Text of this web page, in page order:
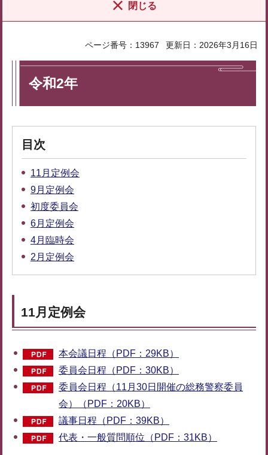
閉じる
ページ番号：13967 更新日：2026年3月16日
令和2年
目次
11月定例会
9月定例会
初度委員会
6月定例会
4月臨時会
2月定例会
11月定例会
本会議日程（PDF：29KB）
委員会日程（PDF：30KB）
委員会日程（11月30日開催の総務警察委員
会）（PDF：20KB）
議事日程（PDF：39KB）
代表・一般質問順位（PDF：31KB）